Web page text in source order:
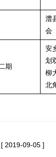
澧
会
期
安
划
柳
北
[ 2019-09-05 ]